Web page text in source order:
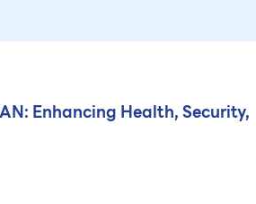
Enhancing Health, Security,